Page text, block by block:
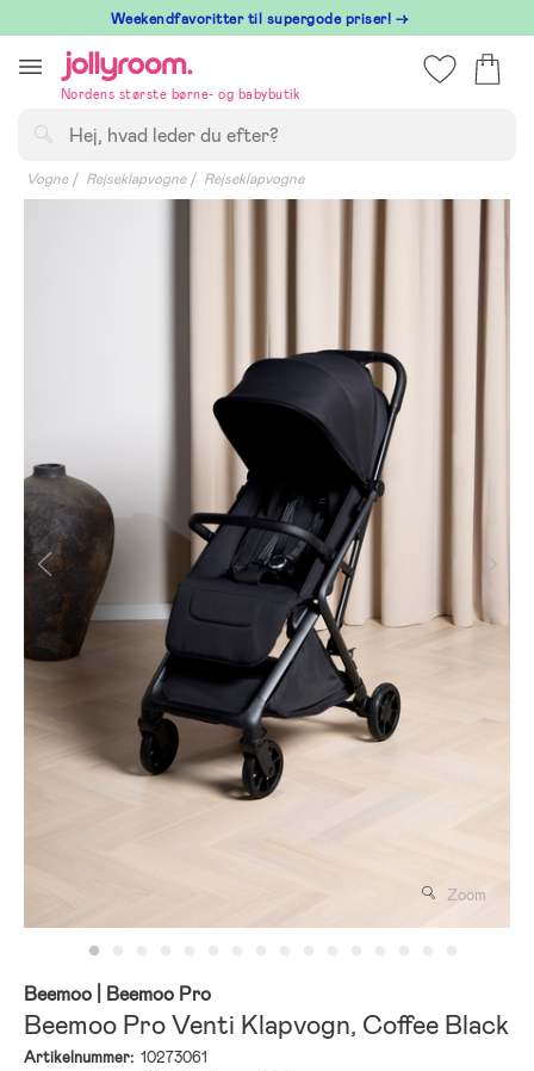
till
innehållet
⁠ Weekendfavoritter til supergode priser! →
Nordens største børne- og babybutik
Vogne Rejseklapvogne Rejseklapvogne
Zoom
Beemoo | Beemoo Pro
Beemoo Pro Venti Klapvogn, Coffee Black
Artikelnummer: 10273061